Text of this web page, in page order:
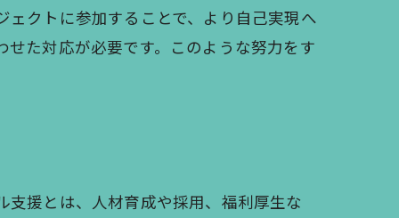
クトに参加することで、より自己実現へ
た対応が必要です。このような努力をす
援とは、人材育成や採用、福利厚生な